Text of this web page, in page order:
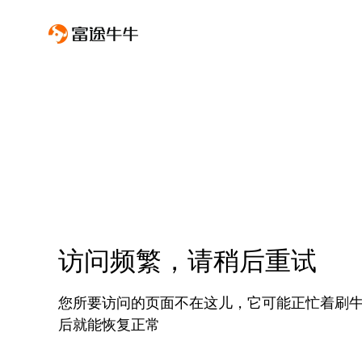
访问频繁，请稍后重试
您所要访问的页面不在这儿，它可能正忙着刷
后就能恢复正常